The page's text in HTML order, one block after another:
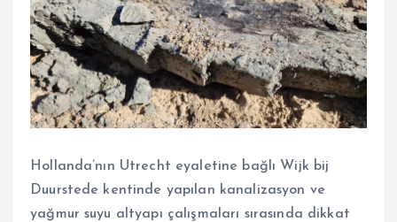
Hollanda’nın Utrecht eyaletine bağlı Wijk bij
Duurstede kentinde yapılan kanalizasyon ve
yağmur suyu altyapı çalışmaları sırasında dikkat